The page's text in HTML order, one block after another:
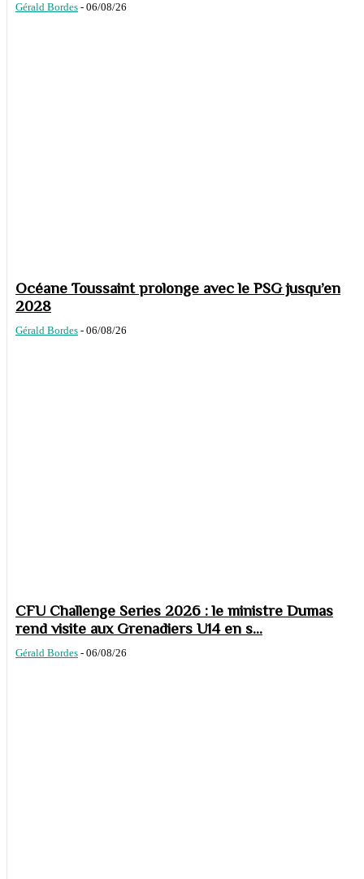
Gérald Bordes - 06/08/26
Océane Toussaint prolonge avec le PSG jusqu’en
2028
Gérald Bordes - 06/08/26
CFU Challenge Series 2026 : le ministre Dumas
rend visite aux Grenadiers U14 en s...
Gérald Bordes - 06/08/26